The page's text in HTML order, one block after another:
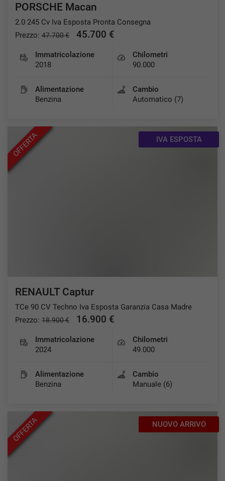
PORSCHE Macan
2.0 245 Cv Iva Esposta Pronta Consegna
Prezzo: 47.700 € 45.700 €
Immatricolazione
2018
Chilometri
90.000
Alimentazione
Benzina
Cambio
Automatico (7)
OFFERTA IVA ESPOSTA
RENAULT Captur
TCe 90 CV Techno Iva Esposta Garanzia Casa Madre
Prezzo: 18.900 € 16.900 €
Immatricolazione
2024
Chilometri
49.000
Alimentazione
Benzina
Cambio
Manuale (6)
OFFERTA NUOVO ARRIVO